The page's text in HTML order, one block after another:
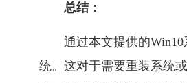
总结：
通过本文提供的
统。这对于需要重装系统